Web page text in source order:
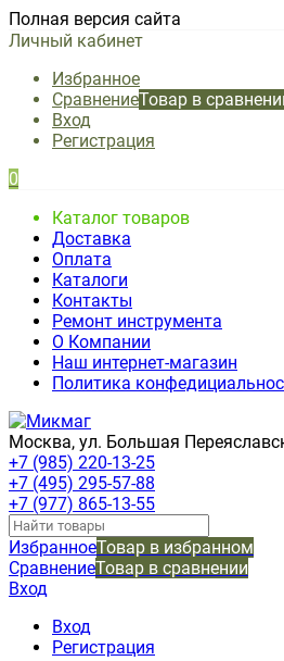
Полная версия сайта
Личный кабинет
Избранное
СравнениеТовар в
Вход
Регистрация
0
Каталог товаров
Доставка
Оплата
Каталоги
Контакты
Ремонт инструмента
О Компании
Наш интернет-магазин
Политика
Москва, ул. Большая
+7 (985) 220-13-25
+7 (495) 295-57-88
+7 (977) 865-13-55
ИзбранноеТовар в избранном
СравнениеТовар в сравнении
Вход
Вход
Регистрация